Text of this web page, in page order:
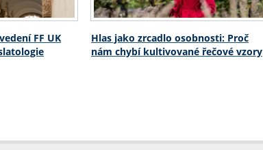
FF UK
Hlas jako zrcadlo osobnosti: Proč
nám chybí kultivované řečové vzory